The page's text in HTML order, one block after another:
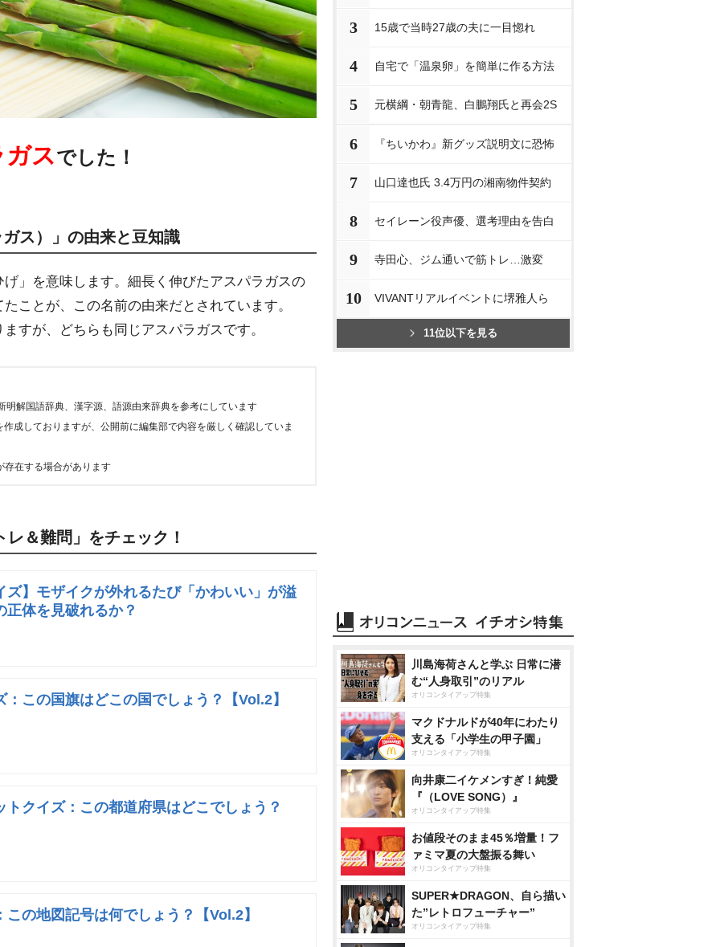
スでした！
ス）」の由来と豆知識
げ」を意味します。細長く伸びたアスパラガスの
ことが、この名前の由来だとされています。
すが、どちらも同じアスパラガスです。
解国語辞典、漢字源、語源由来辞典を参考にしています
成しておりますが、公開前に編集部で内容を厳しく確認していま
在する場合があります
＆難問」をチェック！
ズ】モザイクが外れるたび「かわいい」が溢
正体を見破れるか？
この国旗はどこの国でしょう？【Vol.2】
トクイズ：この都道府県はどこでしょう？
の地図記号は何でしょう？【Vol.2】
3 15歳で当時27歳の夫に一目惚れ
4 自宅で「温泉卵」を簡単に作る方法
5 元横綱・朝青龍、白鵬翔氏と再会2S
6 『ちいかわ』新グッズ説明文に恐怖
7 山口達也氏 3.4万円の湘南物件契約
8 セイレーン役声優、選考理由を告白
9 寺田心、ジム通いで筋トレ…激変
10 VIVANTリアルイベントに堺雅人ら
11位以下を見る
川島海荷さんと学ぶ 日常に潜
む“人身取引”のリアル
オリコンタイアップ特集
マクドナルドが40年にわたり
支える「小学生の甲子園」
オリコンタイアップ特集
向井康二イケメンすぎ！純愛
『（LOVE SONG）』
オリコンタイアップ特集
お値段そのまま45％増量！フ
ァミマ夏の大盤振る舞い
オリコンタイアップ特集
SUPER★DRAGON、自ら描い
た”レトロフューチャー”
オリコンタイアップ特集